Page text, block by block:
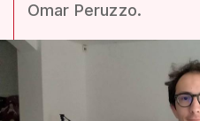
Omar Peruzzo.